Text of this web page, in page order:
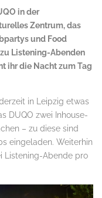
in der
Zentrum, das
und Food
Listening-Abenden
ihr die Nacht zum Tag
in Leipzig etwas
DUQO zwei Inhouse-
– zu diese sind
eingeladen. Weiterhin
Listening-Abende pro